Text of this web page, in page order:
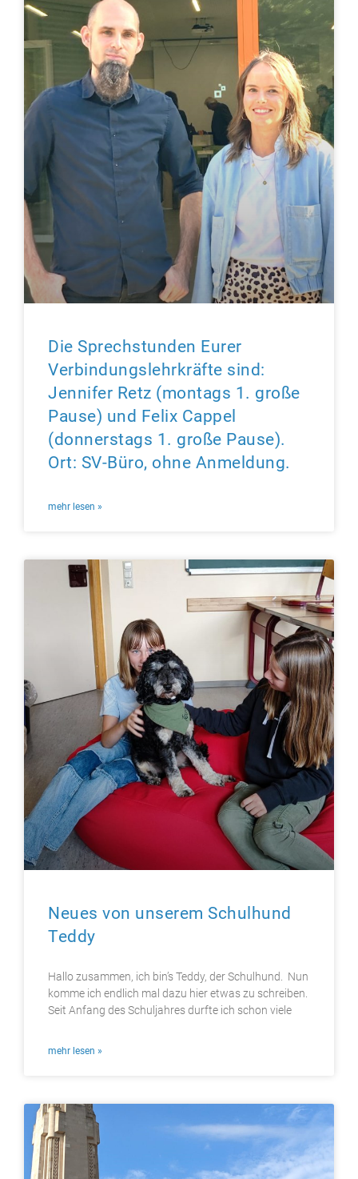
Die Sprechstunden Eurer
Verbindungslehrkräfte sind:
Jennifer Retz (montags 1. große
Pause) und Felix Cappel
(donnerstags 1. große Pause).
Ort: SV-Büro, ohne Anmeldung.
mehr lesen »
Neues von unserem Schulhund
Teddy
Hallo zusammen, ich bin’s Teddy, der Schulhund. Nun
komme ich endlich mal dazu hier etwas zu schreiben.
Seit Anfang des Schuljahres durfte ich schon viele
mehr lesen »